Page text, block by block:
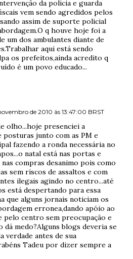
da policia e guarda
vem sendo agredidos pelos
assim de suporte policial
q houve hoje foi a
um dos ambulantes diante de
aqui está sendo
os prefeitos,ainda acredito q
é um povo educado...
de 2010 às 13:47:00 BRST
olho...hoje presenciei a
posturas junto com as PM e
fazendo a ronda necessária no
natal está nas portas e
compras desanimo pois como
sem riscos de assaltos e com
ilegais agindo no centro...até
está despertando para essa
que alguns jornais noticiam os
erronea,dando apóio ao
pelo centro sem preocupação e
dá medo?Alguns blogs deveria se
verdade antes de sua
Tadeu por dizer sempre a